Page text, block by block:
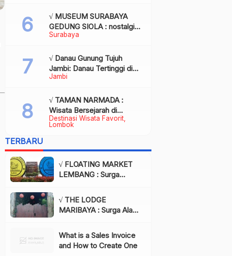
Surabaya
√ MUSEUM SURABAYA
GEDUNG SIOLA : nostalgia
dalam balutan modernitas di
Review & Info
Jambi
√ Danau Gunung Tujuh
Jambi: Danau Tertinggi di
Asia Tenggara, Tiket, Rute,
Destinasi Wisata Favorit
Lombok
√ TAMAN NARMADA :
Wisata Bersejarah di
Lombok yang Memukau
TERBARU
√ FLOATING MARKET
LEMBANG : Surga
di Bandung yang Wajib
Dikunjungi, Info & Harga
Tiket
√ THE LODGE
MARIBAYA : Surga Alam
Lembang yang Wajib
Dikunjungi!, Info & Harga
Tiket
What is a Sales Invoice
and How to Create One